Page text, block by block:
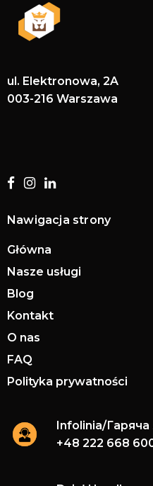
ul. Elektronowa, 2A
003-216 Warszawa
Nawigacja strony
Główna
Nasze usługi
Blog
Kontakt
O nas
FAQ
Polityka prywatności
Infolinia/Гаряча
+48 222 668